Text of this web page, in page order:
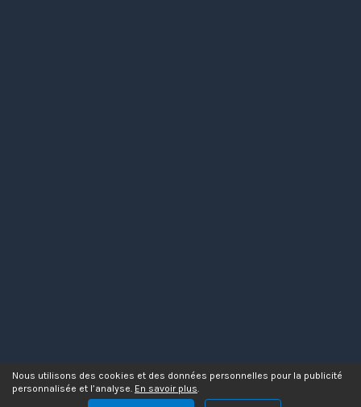
Nous utilisons des cookies et des données personnelles pour la publicité
personnalisée et l’analyse. En savoir plus.